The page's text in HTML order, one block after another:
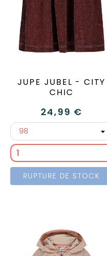
JUPE JUBEL - CITY
CHIC
24,99 €
RUPTURE DE STOCK